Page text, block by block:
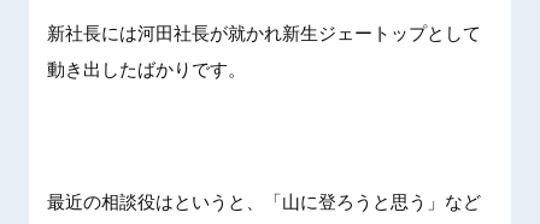
新社長には河田社長が就かれ新生ジェートップとして
動き出したばかりです。
最近の相談役はというと、「山に登ろうと思う」など